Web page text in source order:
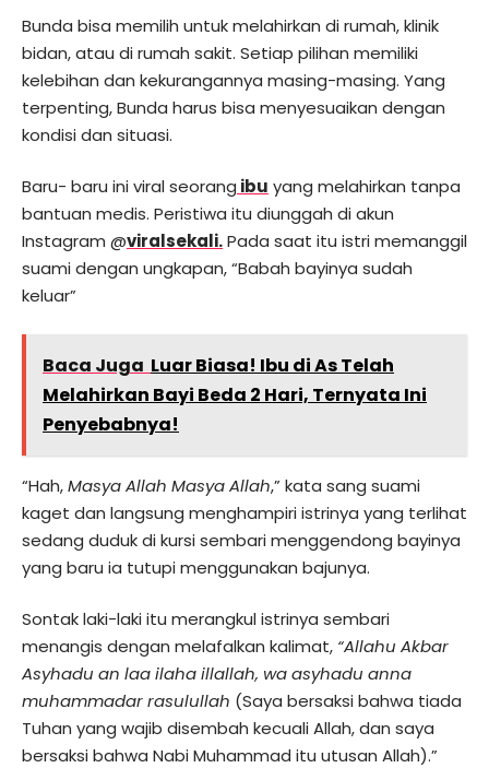
Bunda bisa memilih untuk melahirkan di rumah, klinik
bidan, atau di rumah sakit. Setiap pilihan memiliki
kelebihan dan kekurangannya masing-masing. Yang
terpenting, Bunda harus bisa menyesuaikan dengan
kondisi dan situasi.
Baru- baru ini viral seorang ibu yang melahirkan tanpa
bantuan medis. Peristiwa itu diunggah di akun
Instagram @viralsekali.Pada saat itu istri memanggil
suami dengan ungkapan, “Babah bayinya sudah
keluar”
Baca Juga Luar Biasa! Ibu di As Telah
Melahirkan Bayi Beda 2 Hari, Ternyata Ini
Penyebabnya!
“Hah,Masya Allah Masya Allah,” kata sang suami
kaget dan langsung menghampiri istrinya yang terlihat
sedang duduk di kursi sembari menggendong bayinya
yang baru ia tutupi menggunakan bajunya.
Sontak laki-laki itu merangkul istrinya sembari
menangis dengan melafalkan kalimat, “Allahu Akbar
Asyhadu an laa ilaha illallah, wa asyhadu anna
muhammadar rasulullah (Saya bersaksi bahwa tiada
Tuhan yang wajib disembah kecuali Allah, dan saya
bersaksi bahwa Nabi Muhammad itu utusan Allah).”